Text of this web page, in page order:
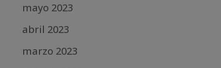
mayo 2023
abril 2023
marzo 2023